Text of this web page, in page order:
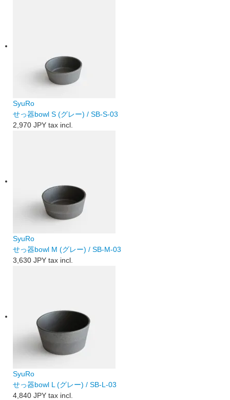
SyuRo
せっ器bowl S (グレー) / SB-S-03
2,970 JPY tax incl.
SyuRo
せっ器bowl M (グレー) / SB-M-03
3,630 JPY tax incl.
SyuRo
せっ器bowl L (グレー) / SB-L-03
4,840 JPY tax incl.